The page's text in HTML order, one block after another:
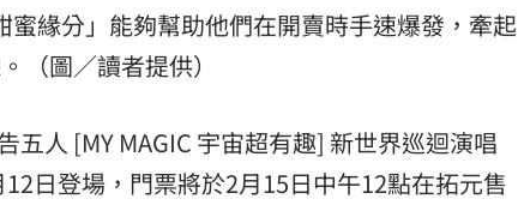
蜜緣分」能夠幫助他們在開賣時手速爆發，牽起
（圖／讀者提供）
人 [MY MAGIC 宇宙超有趣] 新世界巡迴演唱
日登場，門票將於2月15日中午12點在拓元售